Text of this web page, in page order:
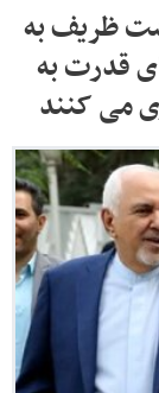
ظریف به
قدرت به
می کنند